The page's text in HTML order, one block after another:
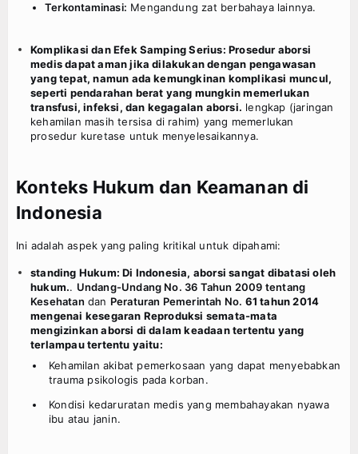
Terkontaminasi: Mengandung zat berbahaya lainnya.
Komplikasi dan Efek Samping Serius: Prosedur aborsi
medis dapat aman jika dilakukan dengan pengawasan
yang tepat, namun ada kemungkinan komplikasi muncul,
seperti pendarahan berat yang mungkin memerlukan
transfusi, infeksi, dan kegagalan aborsi. lengkap (jaringan
kehamilan masih tersisa di rahim) yang memerlukan
prosedur kuretase untuk menyelesaikannya.
Konteks Hukum dan Keamanan di
Indonesia
Ini adalah aspek yang paling kritikal untuk dipahami:
standing Hukum: Di Indonesia, aborsi sangat dibatasi oleh
hukum.. Undang-Undang No. 36 Tahun 2009 tentang
Kesehatan dan Peraturan Pemerintah No. 61 tahun 2014
mengenai kesegaran Reproduksi semata-mata
mengizinkan aborsi di dalam keadaan tertentu yang
terlampau tertentu yaitu:
Kehamilan akibat pemerkosaan yang dapat menyebabkan
trauma psikologis pada korban.
Kondisi kedaruratan medis yang membahayakan nyawa
ibu atau janin.